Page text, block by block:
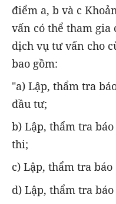
điểm a, b và c
vấn có thể tham gia
dịch vụ tư vấn cho
bao gồm:
"a) Lập, thẩm tra
đầu tư;
b) Lập, thẩm tra
thi;
c) Lập, thẩm tra
d) Lập, thẩm tra